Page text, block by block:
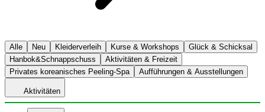
Alle Neu Kleiderverleih Kurse & Workshops
Glück & Schicksal
Hanbok&Schnappschuss
Aktivitäten & Freizeit
Privates koreanisches Peeling-Spa
Aufführungen & Ausstellungen
Aktivitäten